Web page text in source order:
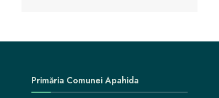
Primăria Comunei Apahida